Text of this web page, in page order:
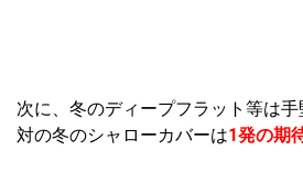
次に、冬のディープフラット等は
対の冬のシャローカバーは1発の期